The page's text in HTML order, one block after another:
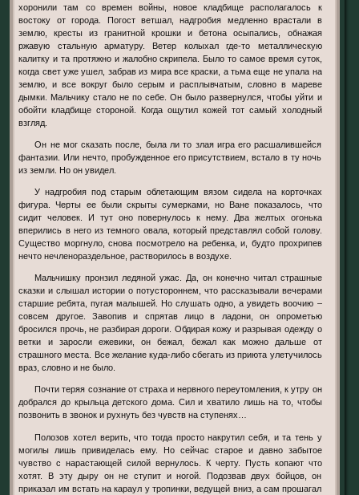
хоронили там со времен войны, новое кладбище располагалось к
востоку от города. Погост ветшал, надгробия медленно врастали в
землю, кресты из гранитной крошки и бетона осыпались, обнажая
ржавую стальную арматуру. Ветер колыхал где-то металлическую
калитку и та протяжно и жалобно скрипела. Было то самое время суток,
когда свет уже ушел, забрав из мира все краски, а тьма еще не упала на
землю, и все вокруг было серым и расплывчатым, словно в мареве
дымки. Мальчику стало не по себе. Он было развернулся, чтобы уйти и
обойти кладбище стороной. Когда ощутил кожей тот самый холодный
взгляд.
Он не мог сказать после, была ли то злая игра его расшалившейся
фантазии. Или нечто, пробужденное его присутствием, встало в ту ночь
из земли. Но он увидел.
У надгробия под старым облетающим вязом сидела на корточках
фигура. Черты ее были скрыты сумерками, но Ване показалось, что
сидит человек. И тут оно повернулось к нему. Два желтых огонька
вперились в него из темного овала, который представлял собой голову.
Существо моргнуло, снова посмотрело на ребенка, и, будто прохрипев
нечто нечленораздельное, растворилось в воздухе.
Мальчишку пронзил ледяной ужас. Да, он конечно читал страшные
сказки и слышал истории о потустороннем, что рассказывали вечерами
старшие ребята, пугая малышей. Но слушать одно, а увидеть воочию –
совсем другое. Завопив и спрятав лицо в ладони, он опрометью
бросился прочь, не разбирая дороги. Обдирая кожу и разрывая одежду о
ветки и заросли ежевики, он бежал, бежал как можно дальше от
страшного места. Все желание куда-либо сбегать из приюта улетучилось
враз, словно и не было.
Почти теряя сознание от страха и нервного переутомления, к утру он
добрался до крыльца детского дома. Сил и хватило лишь на то, чтобы
позвонить в звонок и рухнуть без чувств на ступенях…
Полозов хотел верить, что тогда просто накрутил себя, и та тень у
могилы лишь привиделась ему. Но сейчас старое и давно забытое
чувство с нарастающей силой вернулось. К черту. Пусть копают что
хотят. В эту дыру он не ступит и ногой. Подозвав двух бойцов, он
приказал им встать на караул у тропинки, ведущей вниз, а сам прошагал